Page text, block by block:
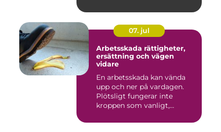
07. jul
Arbetsskada rättigheter,
ersättning och vägen
vidare
En arbetsskada kan vända
upp och ner på vardagen.
Plötsligt fungerar inte
kroppen som vanligt,